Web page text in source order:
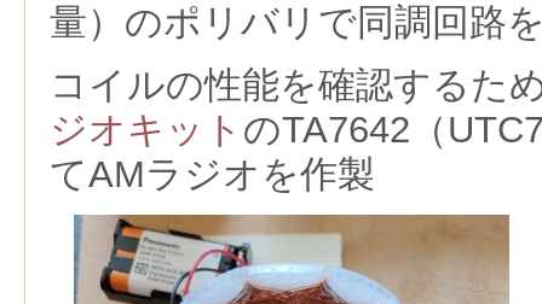
量）のポリバリで同調回路
コイルの性能を確認するた
ジオキット のTA7642（
てAMラジオを作製